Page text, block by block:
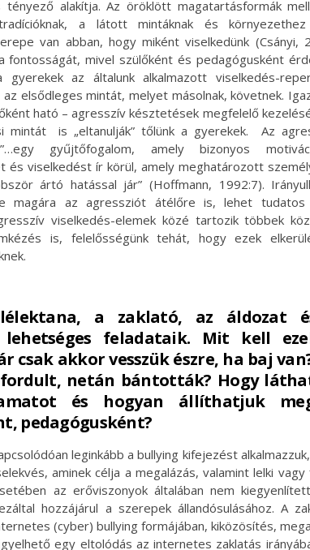
alakítja. Az öröklött magatartásformák
a látott mintáknak és
van abban, hogy miként viselkedünk (Csányi,
fontosságát, mivel szülőként és pedagógusként
az általunk alkalmazott viselkedés-
elsődleges mintát, melyet másolnak, követnek.
ható – agresszív késztetések megfelelő
is „eltanulják” tőlünk a gyerekek. Az
gyűjtőfogalom, amely bizonyos
és viselkedést ír körül, amely meghatározott
ártó hatással jár” (Hoffmann, 1992:7).
magára az agressziót átélőre is, lehet tudatos
viselkedés-elemek közé tartozik többek
is, felelősségünk tehát, hogy ezek
a zaklató, az áldozat
lehetséges feladataik. Mit kell
csak akkor vesszük észre, ha baj
netán bántották? Hogy
és hogyan állíthatjuk
pedagógusként?
leginkább a bullying kifejezést
aminek célja a megalázás, valamint lelki vagy
az erőviszonyok általában nem
hozzájárul a szerepek állandósulásához. A
(cyber) bullying formájában, kiközösítés,
egy eltolódás az internetes zaklatás